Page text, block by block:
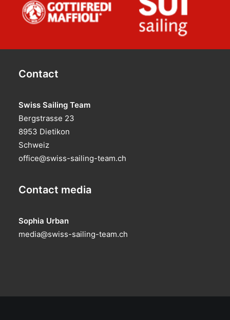
Contact
Swiss Sailing Team
Bergstrasse 23
8953 Dietikon
Schweiz
office@swiss-sailing-team.ch
Contact media
Sophia Urban
media@swiss-sailing-team.ch